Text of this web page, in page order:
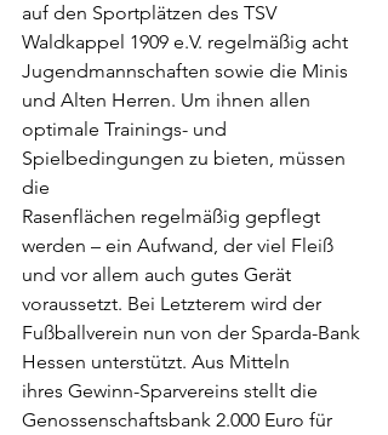
auf den Sportplätzen des TSV
Waldkappel 1909 e.V. regelmäßig acht
Jugendmannschaften sowie die Minis
und Alten Herren. Um ihnen allen
optimale Trainings- und
Spielbedingungen zu bieten, müssen
die
Rasenflächen regelmäßig gepflegt
werden – ein Aufwand, der viel Fleiß
und vor allem auch gutes Gerät
voraussetzt. Bei Letzterem wird der
Fußballverein nun von der Sparda-Bank
Hessen unterstützt. Aus Mitteln
ihres Gewinn-Sparvereins stellt die
Genossenschaftsbank 2.000 Euro für